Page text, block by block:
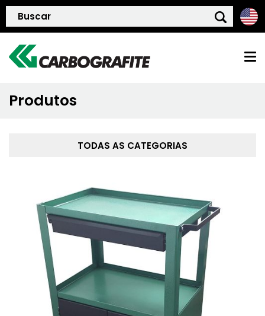
QUEM SOMOS
PRODUTOS
BLOG
SUSTENTABILIDADE
Produtos
TODAS AS CATEGORIAS